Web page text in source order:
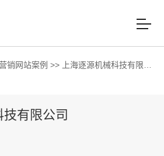
营销网站案例 >> 上海逐源机械科技有限公司
技有限公司